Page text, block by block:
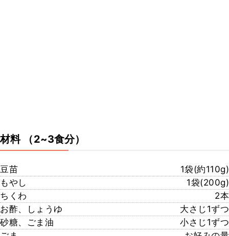
材料 （2~3食分）
豆苗
1袋(約110g)
もやし
1袋(200g)
ちくわ
2本
お酢、しょうゆ
大さじ1ずつ
砂糖、ごま油
小さじ1ずつ